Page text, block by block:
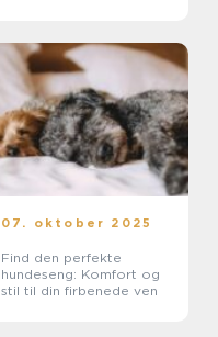
07. oktober 2025
Find den perfekte
hundeseng: Komfort og
stil til din firbenede ven